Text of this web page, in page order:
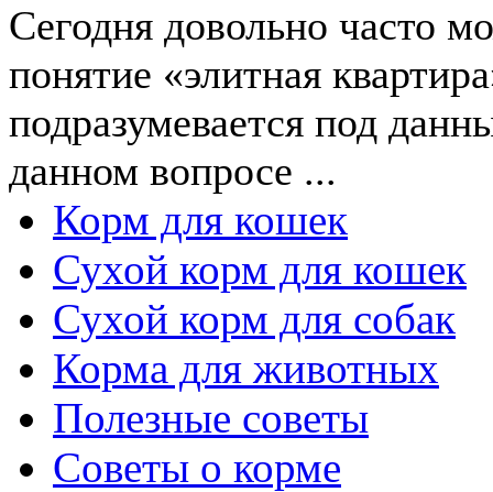
Сегодня довольно часто
понятие «элитная
подразумевается под
данном вопросе ...
Корм для кошек
Сухой корм для кошек
Сухой корм для собак
Корма для животных
Полезные советы
Советы о корме